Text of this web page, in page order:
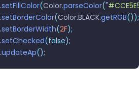
.setFillColor(Color.parseColor("
.setBorderColor(Color.BLACK.getRGB());
.setBorderWidth(2F);
.setChecked(false);
.updateAp();